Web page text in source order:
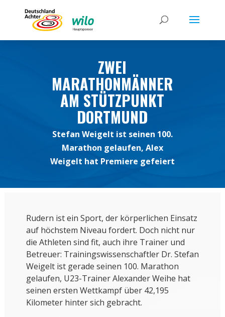
ZWEI
MARATHONMÄNNER
AM STÜTZPUNKT
DORTMUND
Stefan Weigelt ist seinen 100.
Marathon gelaufen, Alex
Weigelt hat Premiere gefeiert
Rudern ist ein Sport, der körperlichen Einsatz
auf höchstem Niveau fordert. Doch nicht nur
die Athleten sind fit, auch ihre Trainer und
Betreuer: Trainingswissenschaftler Dr. Stefan
Weigelt ist gerade seinen 100. Marathon
gelaufen, U23-Trainer Alexander Weihe hat
seinen ersten Wettkampf über 42,195
Kilometer hinter sich gebracht.